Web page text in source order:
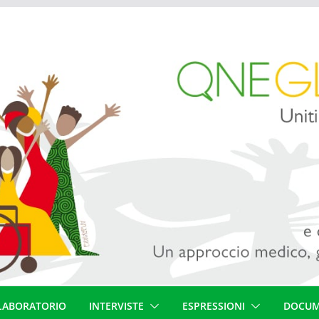
INTERVISTE ESPRESSIONI